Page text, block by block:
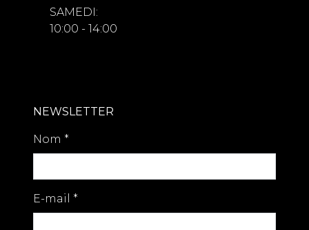
SAMEDI:
10:00 - 14:00
NEWSLETTER
Nom *
E-mail *